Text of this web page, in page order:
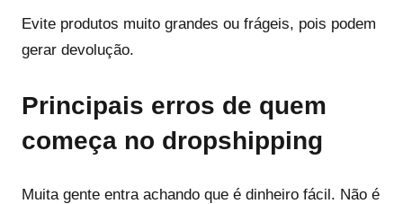
Evite produtos muito grandes ou frágeis, pois podem
gerar devolução.
Principais erros de quem
começa no dropshipping
Muita gente entra achando que é dinheiro fácil. Não é